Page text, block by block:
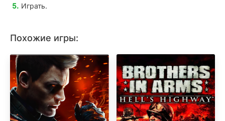
Играть.
Похожие игры: